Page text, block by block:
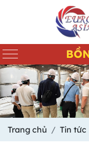
Trang chủ Tin tức